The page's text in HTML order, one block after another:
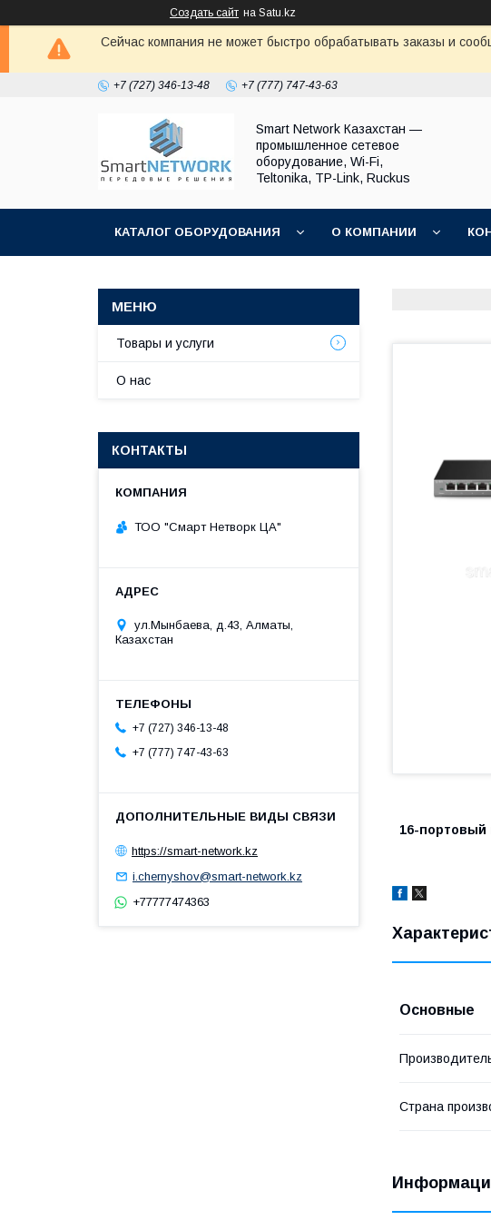
Создать сайт на Satu.kz
Сейчас компания не может быстро обрабатывать заказы и
+7 (727) 346-13-48 +7 (777) 747-43-63
Smart Network Казахстан —
промышленное сетевое
оборудование, Wi-Fi,
Teltonika, TP-Link, Ruckus
КАТАЛОГ ОБОРУДОВАНИЯ О КОМПАНИИ
16-портовый
Основные
Страна
Товары и услуги
О нас
КОНТАКТЫ
ТОО "Смарт Нетворк ЦА"
ул.Мынбаева, д.43, Алматы,
Казахстан
+7 (727) 346-13-48
+7 (777) 747-43-63
https://smart-network.kz
i.chernyshov@smart-network.kz
+77777474363